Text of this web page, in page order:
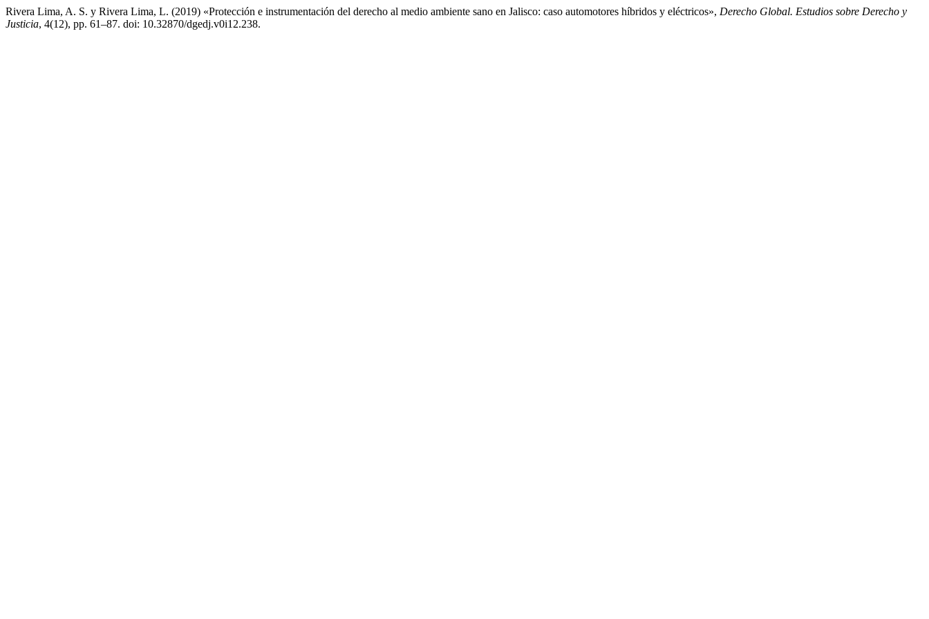
Rivera Lima, A. S. y Rivera Lima, L. (2019) «Protección e instrumentación del derecho al medio ambiente sano en Jalisco: caso automotores híbridos y eléctricos», Derecho Global. Estudios sobre Derecho y
Justicia, 4(12), pp. 61–87. doi: 10.32870/dgedj.v0i12.238.